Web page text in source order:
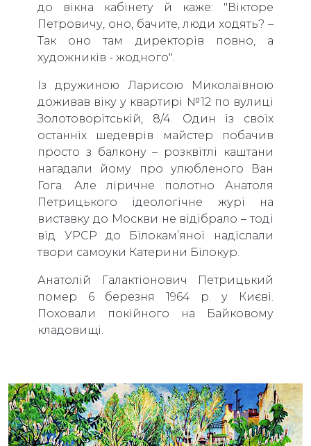
до вікна кабінету й каже: "Вікторе
Петровичу, оно, бачите, люди ходять? –
Так оно там директорів повно, а
художників - жодного".
Із дружиною Ларисою Миколаївною
доживав віку у квартирі №12 по вулиці
Золотоворітській, 8/4. Один із своїх
останніх шедеврів майстер побачив
просто з балкону – розквітлі каштани
нагадали йому про улюбленого Ван
Гога. Але ліричне полотно Анатоля
Петрицького ідеологічне журі на
виставку до Москви не відібрало – тоді
від УРСР до Білокам’яної надіслали
твори самоуки Катерини Білокур.
Анатолій Галактіонович Петрицький
помер 6 березня 1964 р. у Києві.
Поховали покійного на Байковому
кладовищі.